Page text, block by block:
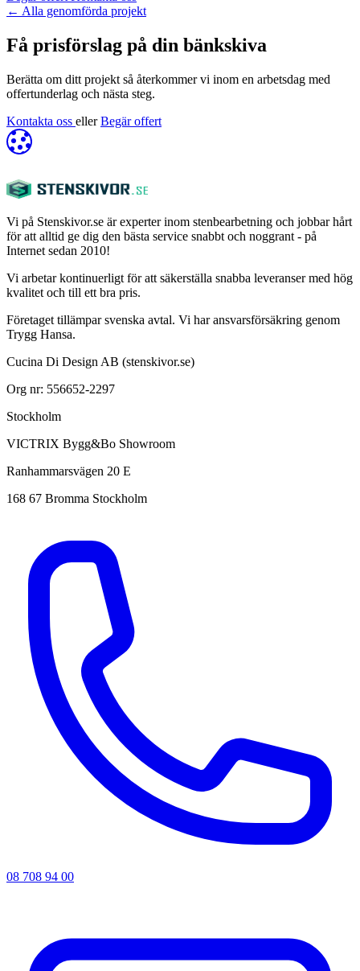
← Alla genomförda projekt
Få prisförslag på din bänkskiva
Berätta om ditt projekt så återkommer vi inom en arbetsdag med
offertunderlag och nästa steg.
Kontakta oss eller Begär offert
Vi på Stenskivor.se är experter inom stenbearbetning och jobbar hårt
för att alltid ge dig den bästa service snabbt och noggrant - på
Internet sedan 2010!
Vi arbetar kontinuerligt för att säkerställa snabba leveranser med hög
kvalitet och till ett bra pris.
Företaget tillämpar svenska avtal. Vi har ansvarsförsäkring genom
Trygg Hansa.
Cucina Di Design AB (stenskivor.se)
Org nr: 556652-2297
Stockholm
VICTRIX Bygg&Bo Showroom
Ranhammarsvägen 20 E
168 67 Bromma Stockholm
08 708 94 00